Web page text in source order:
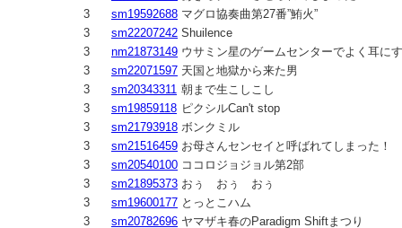
3
sm19592688 マグロ協奏曲第27番”鮪火”
3
sm22207242 Shuilence
3
nm21873149 ウサミン星のゲームセンターでよく耳に
3
sm22071597 天国と地獄から来た男
3
sm20343311 朝まで生こしこし
3
sm19859118 ピクシルCan't stop
3
sm21793918 ボンクミル
3
sm21516459 お母さんセンセイと呼ばれてしまった！
3
sm20540100 ココロジョジョル第2部
3
sm21895373 おぅ おぅ おぅ
3
sm19600177 とっとこハム
3
sm20782696 ヤマザキ春のParadigm Shiftまつり